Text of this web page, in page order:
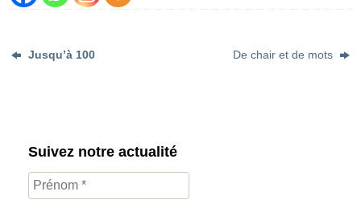
Jusqu’à 100 De chair et de mots
Suivez notre actualité